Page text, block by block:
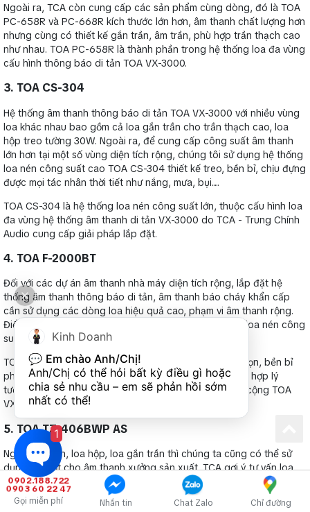
Ngoài ra, TCA còn cung cấp các sản phẩm cùng dòng, đó là TOA
PC-658R và PC-668R kích thước lớn hơn, âm thanh chất lượng hơn
nhưng cùng có thiết kế gắn trần, âm trần, phù hợp trần thạch cao
như nhau. TOA PC-658R là thành phần trong hệ thống loa đa vùng
cấu hình thông báo di tản TOA VX-3000.
3. TOA CS-304
Hệ thống âm thanh thông báo di tản TOA VX-3000 với nhiều vùng
loa khác nhau bao gồm cả loa gắn trần cho trần thạch cao, loa
hộp treo tường 30W. Ngoài ra, để cung cấp công suất âm thanh
lớn hơn tại một số vùng diện tích rộng, chúng tôi sử dụng hệ thống
loa nén công suất cao TOA CS-304 thiết kế treo, bền bỉ, chịu đựng
được mọi tác nhân thời tiết như nắng, mưa, bụi.....
TOA CS-304 là hệ thống loa nén công suất lớn, thuộc cấu hình loa
đa vùng hệ thống âm thanh di tản VX-3000 do TCA - Trung Chính
Audio cung cấp giải pháp lắp đặt.
4. TOA F-2000BT
Đối với các dự án âm thanh nhà máy diện tích rộng, lắp đặt hệ
thống âm thanh thông báo di tản, âm thanh báo cháy khẩn cấp
cần sử dụng các dòng loa hiệu quả cao, phạm vi âm thanh rộng.
Điển hình, hệ thống VX-3000 sử dụng TOA CS-304 là loa nén công
suất lớn, kết hợp loa TOA F-2000BT.
TOA F-2000BT là loa hộp treo tường có thiết kế nhỏ gọn, bền bỉ
phù hợp cho cả lắp đặt trong nhà và ngoài trời. Sự kết hợp lý
tưởng với TOA CS-304 trong cấu hình âm thanh công cộng TOA
VX-3000.
5. TOA TZ-406BWP AS
Ngoài loa nén, loa hộp, loa gắn trần thì chúng ta cũng có thể sử
dụng loa cột cho âm thanh xưởng sản xuất. TCA gợi ý tư vấn loa
TOA TZ-406BWP AS là loa cột thông báo, ứng dụng trong hệ
thống âm thanh thông báo IP TOA IP-1000.
0902.188.722
0903 60 22 47
Gọi miễn phí Nhắn tin Chat Zalo Chỉ đường
Kinh Doanh
💬 Em chào Anh/Chị!
Anh/Chị có thể hỏi bất kỳ điều gì hoặc
chia sẻ nhu cầu – em sẽ phản hồi sớm
nhất có thể!
1